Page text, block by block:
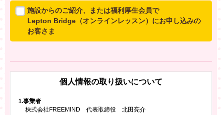
施設からのご紹介、または福利厚生会員で
Lepton Bridge（オンラインレッスン）にお申し込みの
お客さま
いいたします。
※ご兄弟姉妹など複数でお申し込みの場合、お一人ず
所属施設名・会員番号またはクーポンコード
個人情報の取り扱いについて
1.事業者
株式会社FREEMIND 代表取締役 北田亮介